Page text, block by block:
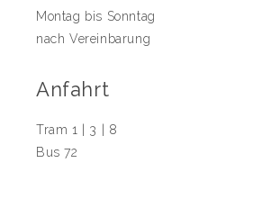
Montag bis Sonntag
nach Vereinbarung
Anfahrt
Tram 1 | 3 | 8
Bus 72